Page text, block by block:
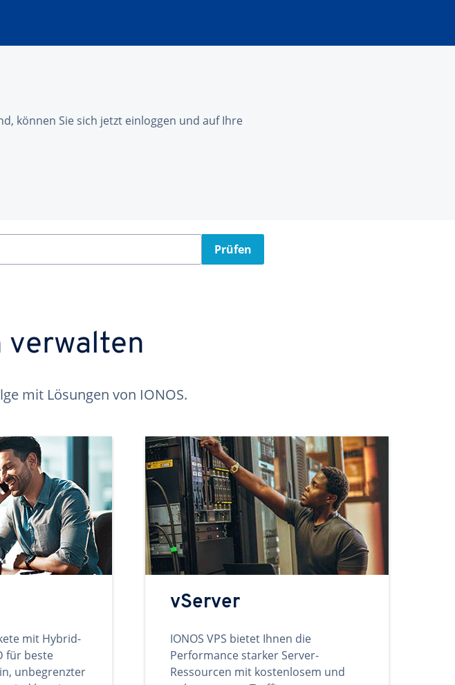
können Sie sich jetzt einloggen und auf Ihre
Prüfen
verwalten
mit Lösungen von IONOS.
mit Hybrid-
für beste
unbegrenzter
vServer
IONOS VPS bietet Ihnen die
Performance starker Server-
Ressourcen mit kostenlosem und